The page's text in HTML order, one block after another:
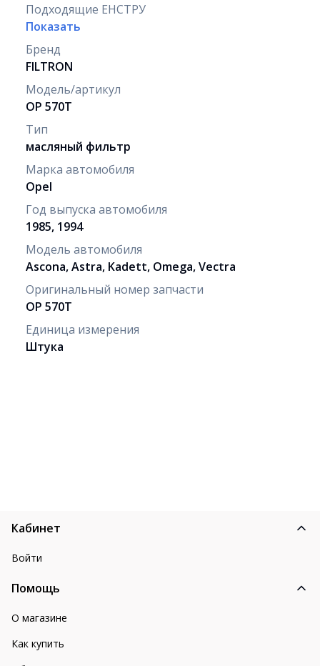
Подходящие ЕНСТРУ
Показать
Бренд
FILTRON
Модель/артикул
OP 570T
Тип
масляный фильтр
Марка автомобиля
Opel
Год выпуска автомобиля
1985, 1994
Модель автомобиля
Ascona, Astra, Kadett, Omega, Vectra
Оригинальный номер запчасти
OP 570T
Единица измерения
Штука
Кабинет
Войти
Помощь
О магазине
Как купить